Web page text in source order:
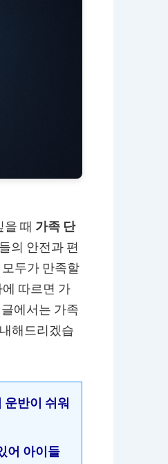
을 때 가족 단
의 안전과 편
두가 만족할
따르면 가
에서는 가족
해드리겠습
운반이 쉬워
어 아이들